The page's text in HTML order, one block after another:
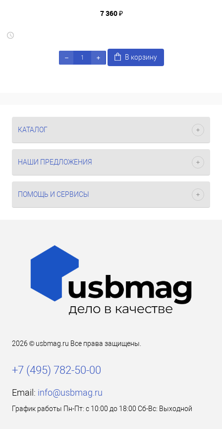
7 360 ₽
В корзину
КАТАЛОГ
НАШИ ПРЕДЛОЖЕНИЯ
ПОМОЩЬ И СЕРВИСЫ
2026 © usbmag.ru Все права защищены.
+7 (495) 782-50-00
Email: info@usbmag.ru
График работы Пн-Пт: с 10:00 до 18:00 Сб-Вс: Выходной